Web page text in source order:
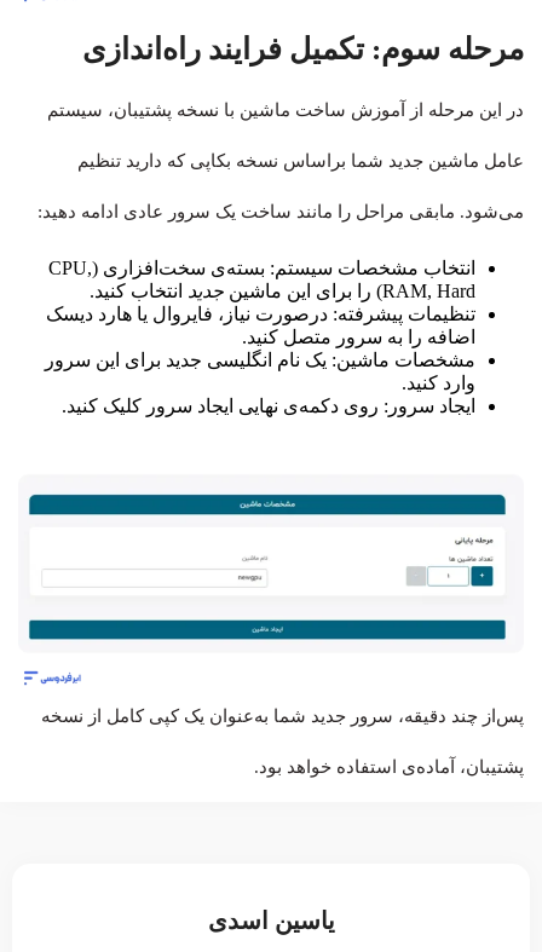
مرحله سوم: تکمیل فرایند راه‌اندازی
در این مرحله از آموزش ساخت ماشین با نسخه پشتیبان، سیستم
عامل ماشین جدید شما براساس نسخه بکاپی که دارید تنظیم
می‌شود. مابقی مراحل را مانند ساخت یک سرور عادی ادامه دهید:
انتخاب مشخصات سیستم: بسته‌ی سخت‌افزاری (CPU,
RAM, Hard) را برای این ماشین
جدید انتخاب کنید.
تنظیمات پیشرفته: درصورت نیاز، فایروال یا هارد دیسک
اضافه را به سرور متصل کنید.
مشخصات ماشین: یک نام انگلیسی جدید برای این سرور
وارد کنید.
ایجاد سرور: روی دکمه‌ی نهایی ایجاد سرور کلیک کنید.
پس‌از چند دقیقه، سرور جدید شما به‌عنوان یک کپی کامل از نسخه
پشتیبان، آماده‌ی استفاده خواهد بود.
یاسین اسدی